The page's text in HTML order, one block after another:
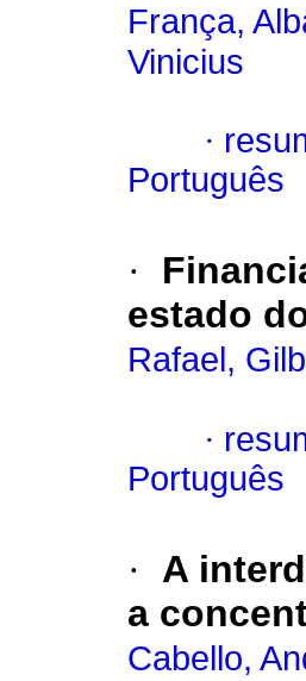
França,
Vinicius
·
Português
·
estado
Rafael,
·
Português
·
A
a
Cabello,